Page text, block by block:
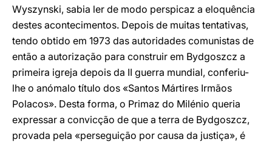
Wyszynski, sabia ler de modo perspicaz a eloquência
destes acontecimentos. Depois de muitas tentativas,
tendo obtido em 1973 das autoridades comunistas de
então a autorização para construir em Bydgoszcz a
primeira igreja depois da II guerra mundial, conferiu-
lhe o anómalo título dos «Santos Mártires Irmãos
Polacos». Desta forma, o Primaz do Milénio queria
expressar a convicção de que a terra de Bydgoszcz,
provada pela «perseguição por causa da justiça», é